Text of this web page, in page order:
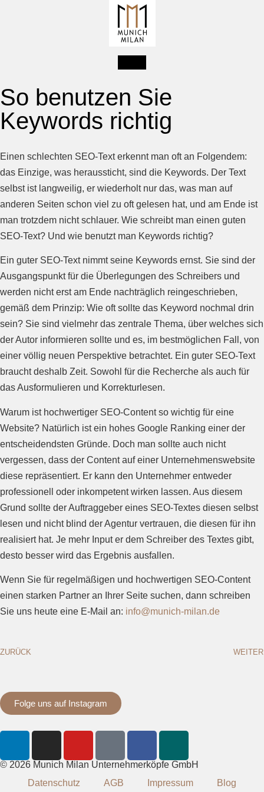
So benutzen Sie
Keywords richtig
Einen schlechten SEO-Text erkennt man oft an Folgendem:
das Einzige, was heraussticht, sind die Keywords. Der Text
selbst ist langweilig, er wiederholt nur das, was man auf
anderen Seiten schon viel zu oft gelesen hat, und am Ende ist
man trotzdem nicht schlauer. Wie schreibt man einen guten
SEO-Text? Und wie benutzt man Keywords richtig?
Ein guter SEO-Text nimmt seine Keywords ernst. Sie sind der
Ausgangspunkt für die Überlegungen des Schreibers und
werden nicht erst am Ende nachträglich reingeschrieben,
gemäß dem Prinzip: Wie oft sollte das Keyword nochmal drin
sein? Sie sind vielmehr das zentrale Thema, über welches sich
der Autor informieren sollte und es, im bestmöglichen Fall, von
einer völlig neuen Perspektive betrachtet. Ein guter SEO-Text
braucht deshalb Zeit. Sowohl für die Recherche als auch für
das Ausformulieren und Korrekturlesen.
Warum ist hochwertiger SEO-Content so wichtig für eine
Website? Natürlich ist ein hohes Google Ranking einer der
entscheidendsten Gründe. Doch man sollte auch nicht
vergessen, dass der Content auf einer Unternehmenswebsite
diese repräsentiert. Er kann den Unternehmer entweder
professionell oder inkompetent wirken lassen. Aus diesem
Grund sollte der Auftraggeber eines SEO-Textes diesen selbst
lesen und nicht blind der Agentur vertrauen, die diesen für ihn
realisiert hat. Je mehr Input er dem Schreiber des Textes gibt,
desto besser wird das Ergebnis ausfallen.
Wenn Sie für regelmäßigen und hochwertigen SEO-Content
einen starken Partner an Ihrer Seite suchen, dann schreiben
Sie uns heute eine E-Mail an: info@munich-milan.de
ZURÜCK WEITER
Folge uns auf Instagram
© 2026 Munich Milan Unternehmerköpfe GmbH
Datenschutz
AGB Impressum Blog